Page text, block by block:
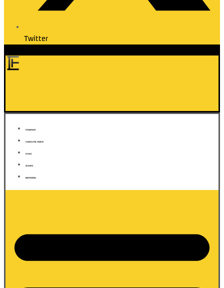
Twitter
ГЛАВНАЯ
ЗАКАЗАТЬ ТАКСИ
О НАС
УСЛУГИ
КОНТАКТЫ